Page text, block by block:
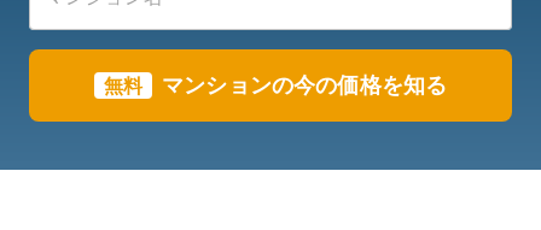
無料 マンションの今の価格を知る